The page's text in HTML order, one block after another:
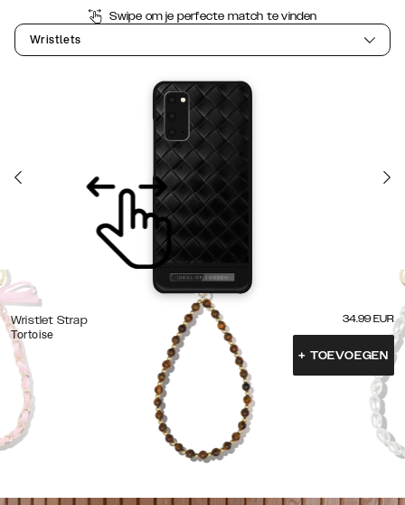
Swipe om je perfecte match te vinden
Wristlets
Wristlet Strap
Tortoise
34.99 EUR
+ TOEVOEGEN